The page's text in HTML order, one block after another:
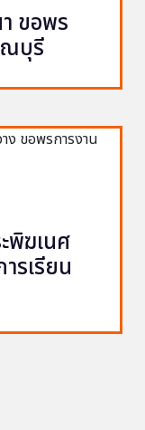
ขอพร
ณบุรี
พิฆเนศ
รเรียน